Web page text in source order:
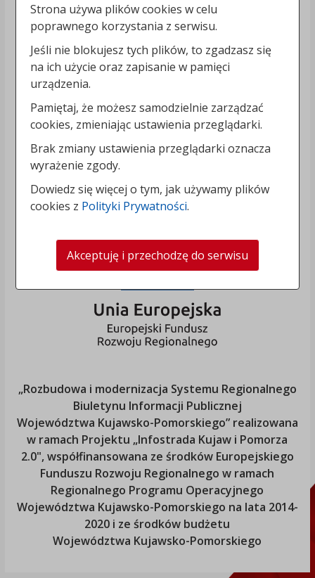
„Rozbudowa i modernizacja Systemu Regionalnego
Biuletynu Informacji Publicznej
Województwa Kujawsko-Pomorskiego” realizowana
w ramach Projektu „Infostrada Kujaw i Pomorza
2.0", współfinansowana ze środków Europejskiego
Funduszu Rozwoju Regionalnego w ramach
Regionalnego Programu Operacyjnego
Województwa Kujawsko-Pomorskiego na lata 2014-
2020 i ze środków budżetu
Województwa Kujawsko-Pomorskiego
Strona używa plików cookies w celu
poprawnego korzystania z serwisu.
Jeśli nie blokujesz tych plików, to zgadzasz się
na ich użycie oraz zapisanie w pamięci
urządzenia.
Pamiętaj, że możesz samodzielnie zarządzać
cookies, zmieniając ustawienia przeglądarki.
Brak zmiany ustawienia przeglądarki oznacza
wyrażenie zgody.
Dowiedz się więcej o tym, jak używamy plików
cookies z Polityki Prywatności.
Akceptuję i przechodzę do serwisu